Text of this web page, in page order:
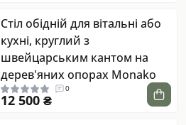
Стіл обідній для вітальні або
кухні, круглий з
швейцарським кантом на
дерев'яних опорах Monako
0
12 500 ₴